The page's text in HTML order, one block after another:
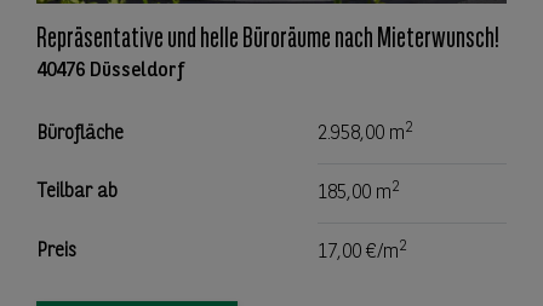
Repräsentative und helle Büroräume nach Mieterwunsch!
40476 Düsseldorf
Bürofläche 2.958,00 m2
Teilbar ab 185,00 m2
Preis 17,00 €/m2